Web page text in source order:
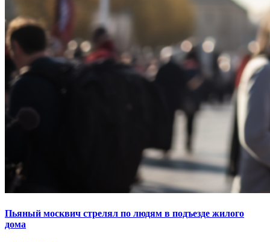
Пьяный москвич стрелял по людям в подъезде жилого
дома